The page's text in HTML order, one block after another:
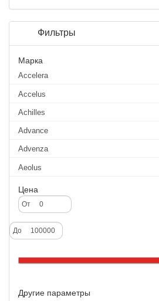
Фильтры
Марка
Accelera
Accelus
Achilles
Advance
Advenza
Aeolus
Agate
Agrica
Alliance
Altenzo
Altura
Amtel
Цена
От
До
Другие параметры